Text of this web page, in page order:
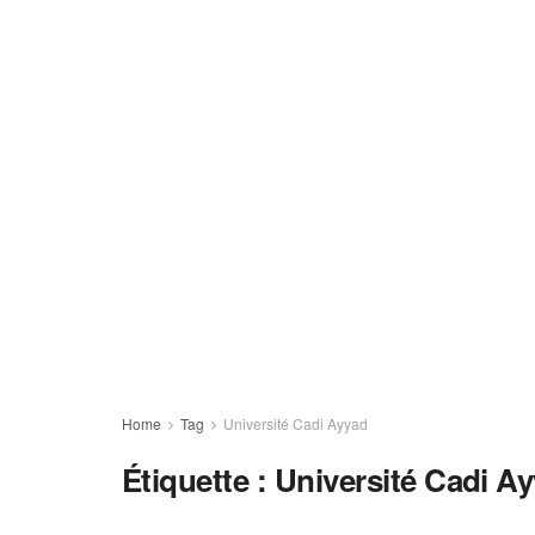
Home Tag Université Cadi Ayyad
Étiquette : Université Cadi